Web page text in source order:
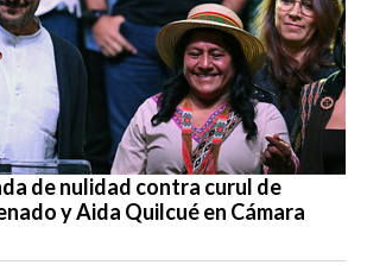
de nulidad contra curul de
y Aida Quilcué en Cámara